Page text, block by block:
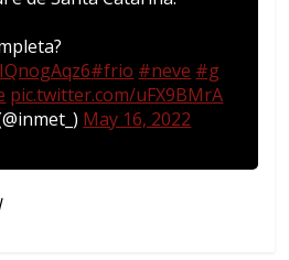
#frio #neve #g
pic.twitter.com/uFX9BMrA
May 16, 2022